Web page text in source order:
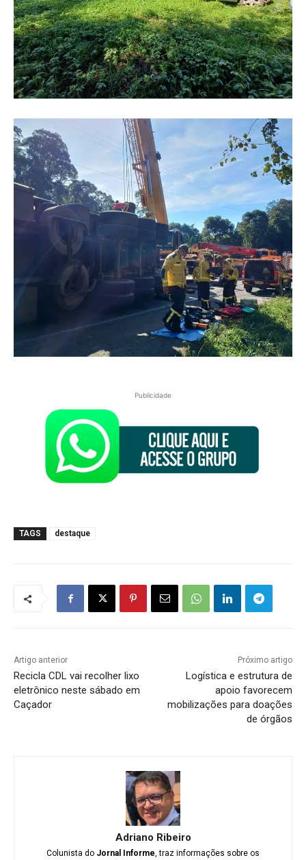
Publicidade
TAGS destaque
Artigo anterior
Recicla CDL vai recolher lixo
eletrônico neste sábado em
Caçador
Próximo artigo
Logística e estrutura de
apoio favorecem
mobilizações para doações
de órgãos
Adriano Ribeiro
Colunista do Jornal Informe, traz informações sobre os